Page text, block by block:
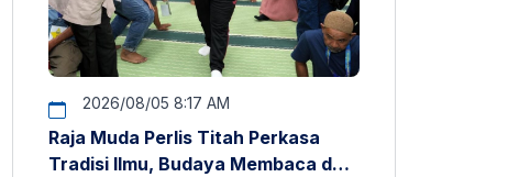
2026/08/05 8:17 AM
Raja Muda Perlis Titah Perkasa
Tradisi Ilmu, Budaya Membaca dan